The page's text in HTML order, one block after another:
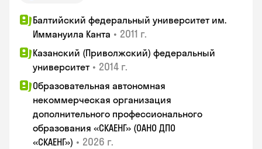
Балтийский федеральный университет им.
Иммануила Канта • 2011 г.
Казанский (Приволжский) федеральный
университет • 2014 г.
Образовательная автономная
некоммерческая организация
дополнительного профессионального
образования «СКАЕНГ» (ОАНО ДПО
«СКАЕНГ») • 2026 г.